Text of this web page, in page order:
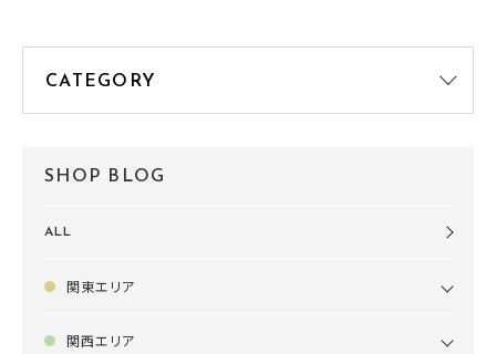
SHOP BLOG
ALL
関東エリア
関西エリア